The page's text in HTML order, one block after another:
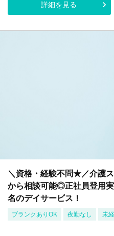
詳細を見る
＼資格・経験不問★／介護
から相談可能◎正社員登用
名のデイサービス！
ブランクありOK 夜勤なし 未